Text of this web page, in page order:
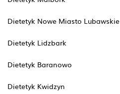
Dietetyk Nowe Miasto Lubawskie
Dietetyk Lidzbark
Dietetyk Baranowo
Dietetyk Kwidzyn